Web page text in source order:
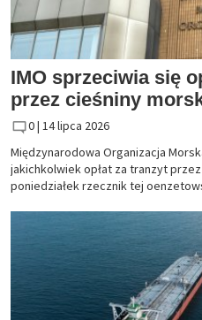
IMO sprzeciwia się
przez cieśniny
0 | 14 lipca 2026
Międzynarodowa Organizacja
jakichkolwiek opłat za tranzyt
poniedziałek rzecznik tej